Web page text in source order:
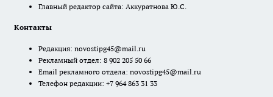
Главный редактор сайта: Аккуратнова Ю.С.
Контакты
Редакция: novostipg45@mail.ru
Рекламный отдел: 8 902 205 50 66
Email рекламного отдела: novostipg45@mail.ru
Телефон редакции: +7 964 863 31 33